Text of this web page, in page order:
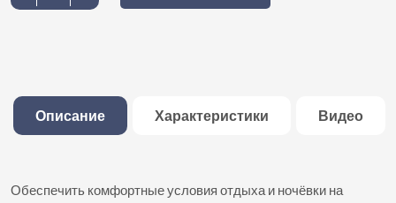
Описание Характеристики Видео
Обеспечить комфортные условия отдыха и ночёвки на